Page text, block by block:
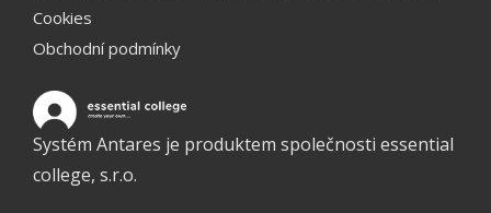
Cookies
Obchodní podmínky
Systém Antares je produktem společnosti essential
college, s.r.o.